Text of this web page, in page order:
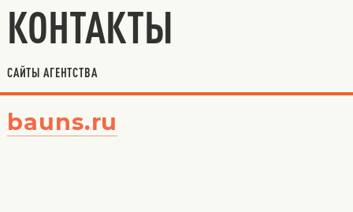
КОНТАКТЫ
САЙТЫ АГЕНТСТВА
bauns.ru